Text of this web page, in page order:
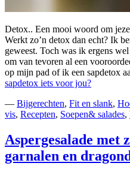
Detox.. Een mooi woord om
Werkt zo’n detox dan echt? Ik
geweest. Toch was ik ergens
om van tevoren al een
op mijn pad of ik een sapdetox
sapdetox iets voor jou?
— Bijgerechten, Fit en slank,
vis, Recepten, Soepen& salades,
Aspergesalade met
garnalen en